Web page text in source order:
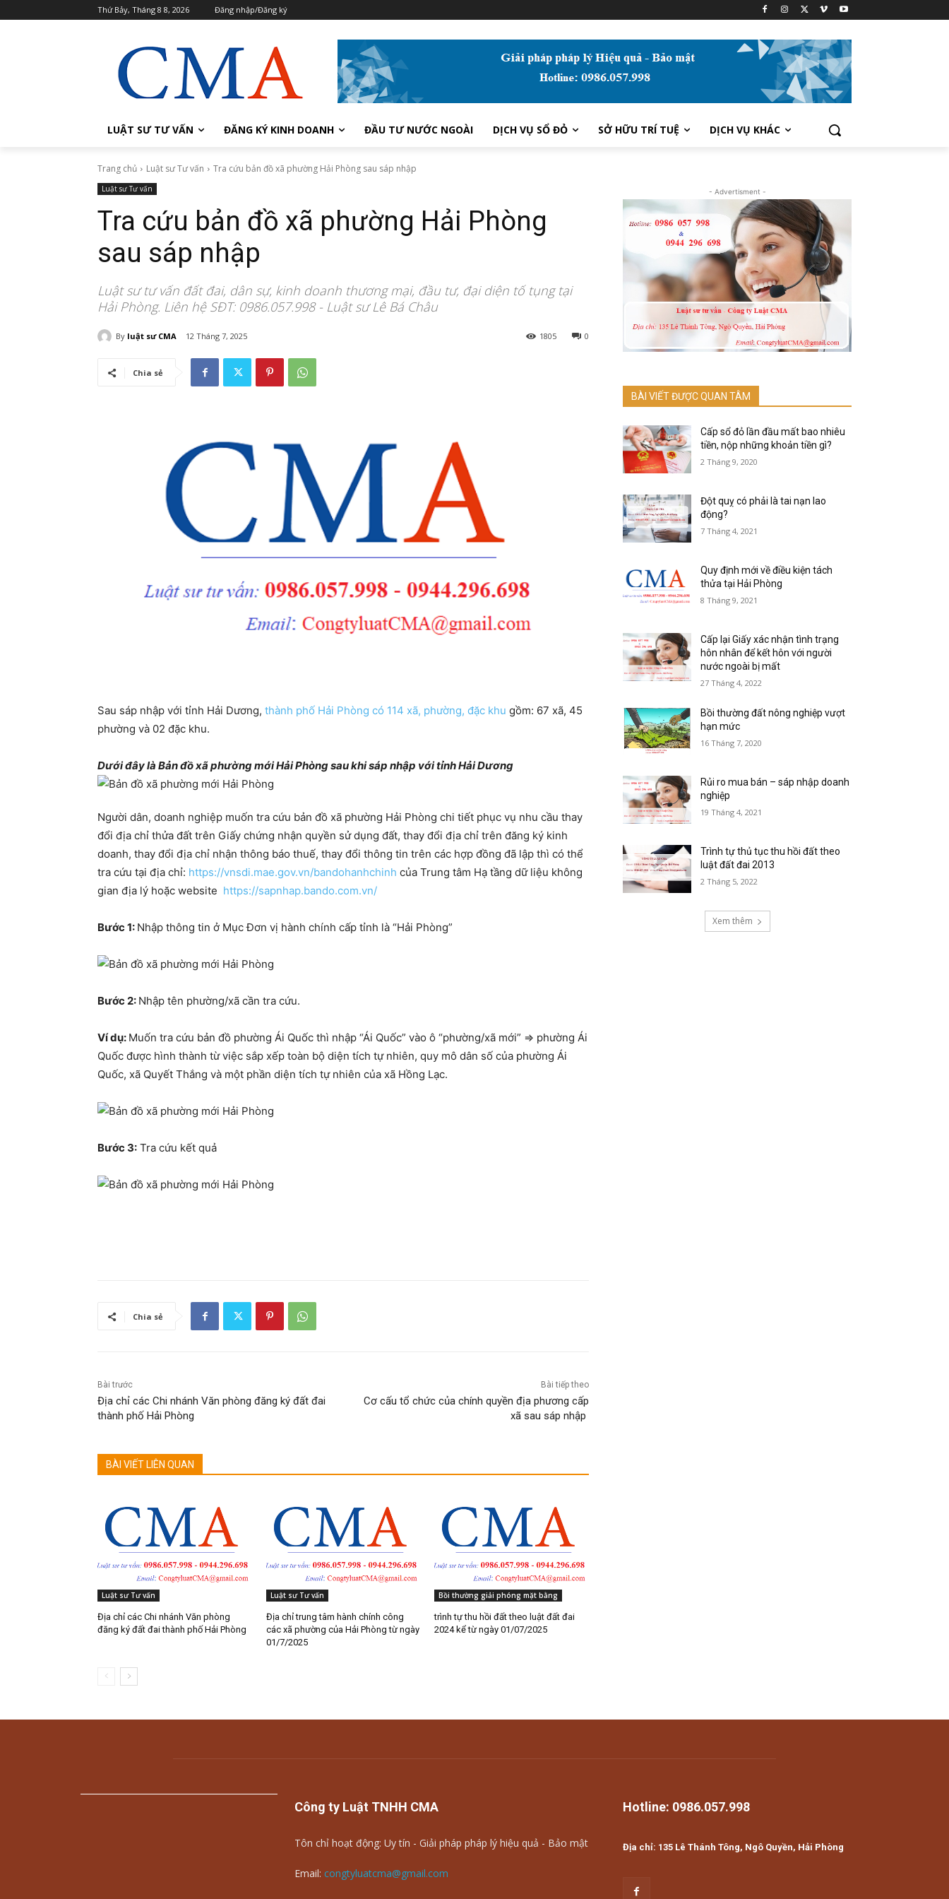
Thứ Bảy, Tháng 8 8, 2026 Đăng nhập/Đăng ký
LUẬT SƯ TƯ VẤN ĐĂNG KÝ KINH DOANH ĐẦU TƯ NƯỚC NGOÀI DỊCH VỤ SỔ ĐỎ SỞ HỮU TRÍ TUỆ DỊCH VỤ KHÁC
Trang chủ Luật sư Tư vấn Tra cứu bản đồ xã phường Hải Phòng sau sáp nhập
Luật sư Tư vấn
Tra cứu bản đồ xã phường Hải Phòng
sau sáp nhập
Luật sư tư vấn đất đai, dân sự, kinh doanh thương mại, đầu tư, đại diện tố tụng tại
Hải Phòng. Liên hệ SĐT: 0986.057.998 - Luật sư Lê Bá Châu
By luật sư CMA 12 Tháng 7, 2025 0
1805
Chia sẻ
Sau sáp nhập với tỉnh Hải Dương, thành phố Hải Phòng có 114 xã, phường, đặc khu gồm: 67 xã, 45
phường và 02 đặc khu.
Dưới đây là Bản đồ xã phường mới Hải Phòng sau khi sáp nhập với tỉnh Hải Dương
Người dân, doanh nghiệp muốn tra cứu bản đồ xã phường Hải Phòng chi tiết phục vụ nhu cầu thay
đổi địa chỉ thửa đất trên Giấy chứng nhận quyền sử dụng đất, thay đổi địa chỉ trên đăng ký kinh
doanh, thay đổi địa chỉ nhận thông báo thuế, thay đổi thông tin trên các hợp đồng đã lập thì có thể
tra cứu tại địa chỉ: https://vnsdi.mae.gov.vn/bandohanhchinh của Trung tâm Hạ tầng dữ liệu không
gian địa lý hoặc website https://sapnhap.bando.com.vn/
Bước 1: Nhập thông tin ở Mục Đơn vị hành chính cấp tỉnh là “Hải Phòng”
Bước 2: Nhập tên phường/xã cần tra cứu.
Ví dụ: Muốn tra cứu bản đồ phường Ái Quốc thì nhập “Ái Quốc” vào ô “phường/xã mới” => phường Ái
Quốc được hình thành từ việc sắp xếp toàn bộ diện tích tự nhiên, quy mô dân số của phường Ái
Quốc, xã Quyết Thắng và một phần diện tích tự nhiên của xã Hồng Lạc.
Bước 3: Tra cứu kết quả
Chia sẻ
Bài trước
Địa chỉ các Chi nhánh Văn phòng đăng ký đất đai
thành phố Hải Phòng
Bài tiếp theo
Cơ cấu tổ chức của chính quyền địa phương cấp
xã sau sáp nhập
BÀI VIẾT LIÊN QUAN
Luật sư Tư vấn
Địa chỉ các Chi nhánh Văn phòng
đăng ký đất đai thành phố Hải Phòng
Luật sư Tư vấn
Địa chỉ trung tâm hành chính công
các xã phường của Hải Phòng từ ngày
01/7/2025
Bồi thường giải phóng mặt bằng
trình tự thu hồi đất theo luật đất đai
2024 kể từ ngày 01/07/2025
- Advertisment -
BÀI VIẾT ĐƯỢC QUAN TÂM
Cấp sổ đỏ lần đầu mất bao nhiêu
tiền, nộp những khoản tiền gì?
2 Tháng 9, 2020
Đột quỵ có phải là tai nạn lao
động?
7 Tháng 4, 2021
Quy định mới về điều kiện tách
thửa tại Hải Phòng
8 Tháng 9, 2021
Cấp lại Giấy xác nhận tình trạng
hôn nhân để kết hôn với người
nước ngoài bị mất
27 Tháng 4, 2022
Bồi thường đất nông nghiệp vượt
hạn mức
16 Tháng 7, 2020
Rủi ro mua bán – sáp nhập doanh
nghiệp
19 Tháng 4, 2021
Trình tự thủ tục thu hồi đất theo
luật đất đai 2013
2 Tháng 5, 2022
Xem thêm
Công ty Luật TNHH CMA
Tôn chỉ hoạt động: Uy tín - Giải pháp pháp lý hiệu quả - Bảo mật
Email: congtyluatcma@gmail.com
Hotline: 0986.057.998
Địa chỉ: 135 Lê Thánh Tông, Ngô Quyền, Hải Phòng